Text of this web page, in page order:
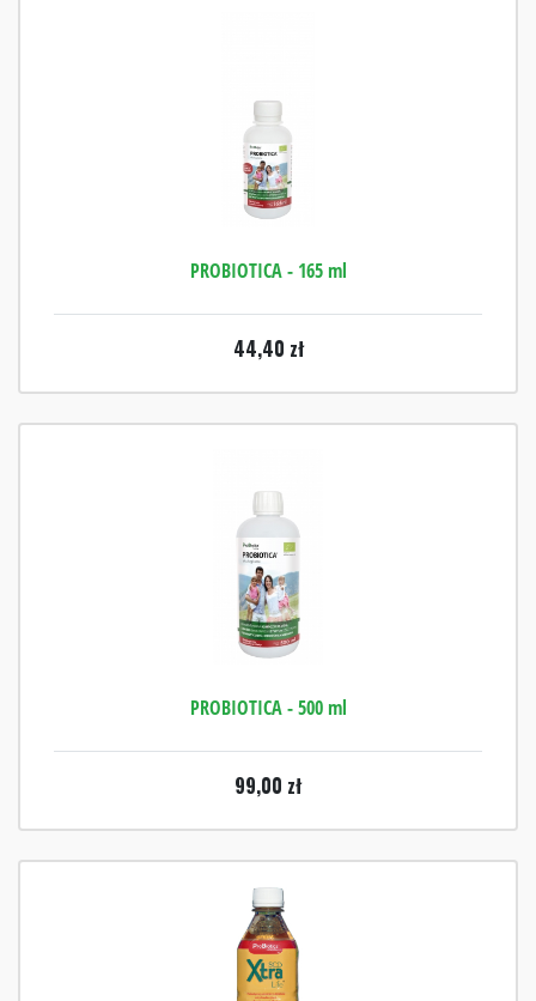
PROBIOTICA - 165 ml
44,40 zł
PROBIOTICA - 500 ml
99,00 zł